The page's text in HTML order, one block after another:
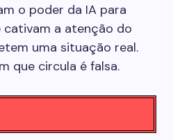
o poder da IA para
a atenção do
uma situação real.
que circula é falsa.